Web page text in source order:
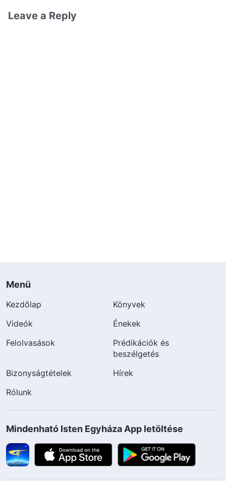
Leave a Reply
Menü
Kezdőlap
Könyvek
Videók
Énekek
Felolvasások
Prédikációk és
beszélgetés
Bizonyságtételek
Hírek
Rólunk
Mindenható Isten Egyháza App letöltése